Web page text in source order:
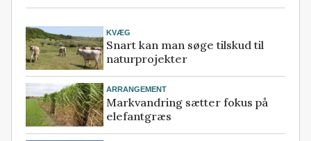
KVÆG
Snart kan man søge tilskud til
naturprojekter
ARRANGEMENT
Markvandring sætter fokus på
elefantgræs